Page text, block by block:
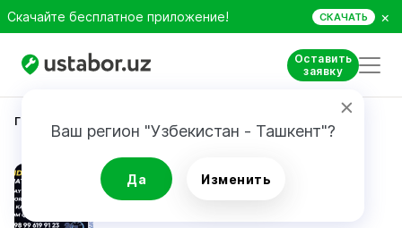
Скачайте бесплатное приложение! СКАЧАТЬ ×
Оставить
заявку
Ваш регион "Узбекистан - Ташкент"?
Да Изменить
Главная Ремонт техники
Bozorov Nurbek